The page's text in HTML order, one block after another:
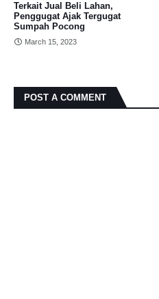
Terkait Jual Beli Lahan,
Penggugat Ajak Tergugat
Sumpah Pocong
March 15, 2023
POST A COMMENT